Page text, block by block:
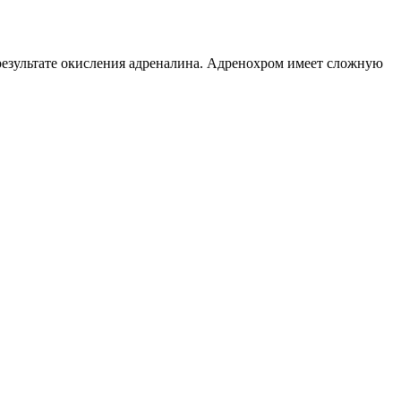
окисления адреналина. Адренохром имеет сложную